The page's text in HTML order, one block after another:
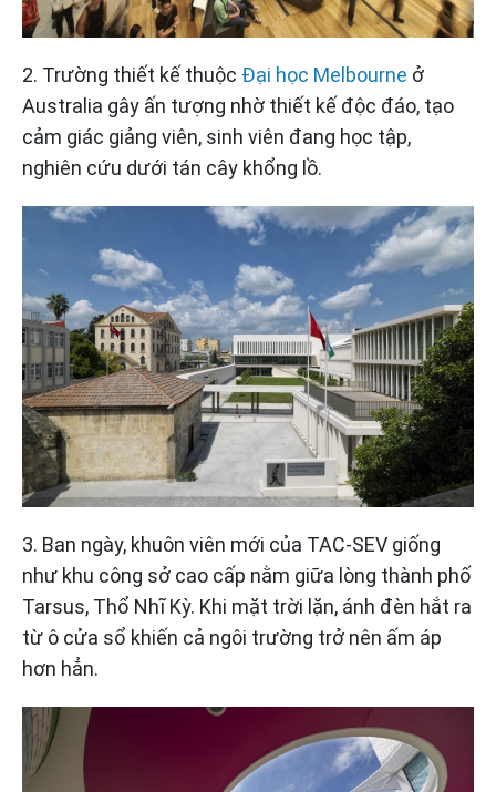
2. Trường thiết kế thuộc Đại học Melbourne ở
Australia gây ấn tượng nhờ thiết kế độc đáo, tạo
cảm giác giảng viên, sinh viên đang học tập,
nghiên cứu dưới tán cây khổng lồ.
3. Ban ngày, khuôn viên mới của TAC-SEV giống
như khu công sở cao cấp nằm giữa lòng thành phố
Tarsus, Thổ Nhĩ Kỳ. Khi mặt trời lặn, ánh đèn hắt ra
từ ô cửa sổ khiến cả ngôi trường trở nên ấm áp
hơn hẳn.